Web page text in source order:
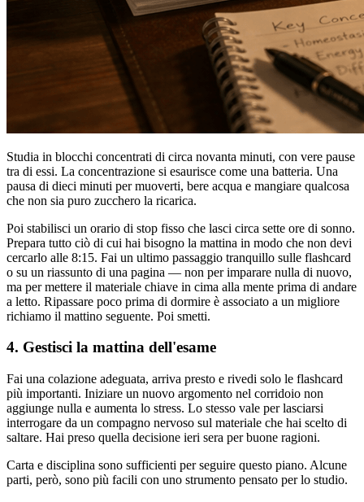
Studia in blocchi concentrati di circa novanta minuti, con vere pause
tra di essi. La concentrazione si esaurisce come una batteria. Una
pausa di dieci minuti per muoverti, bere acqua e mangiare qualcosa
che non sia puro zucchero la ricarica.
Poi stabilisci un orario di stop fisso che lasci circa sette ore di sonno.
Prepara tutto ciò di cui hai bisogno la mattina in modo che non devi
cercarlo alle 8:15. Fai un ultimo passaggio tranquillo sulle flashcard
o su un riassunto di una pagina — non per imparare nulla di nuovo,
ma per mettere il materiale chiave in cima alla mente prima di andare
a letto. Ripassare poco prima di dormire è associato a un migliore
richiamo il mattino seguente. Poi smetti.
4. Gestisci la mattina dell'esame
Fai una colazione adeguata, arriva presto e rivedi solo le flashcard
più importanti. Iniziare un nuovo argomento nel corridoio non
aggiunge nulla e aumenta lo stress. Lo stesso vale per lasciarsi
interrogare da un compagno nervoso sul materiale che hai scelto di
saltare. Hai preso quella decisione ieri sera per buone ragioni.
Carta e disciplina sono sufficienti per seguire questo piano. Alcune
parti, però, sono più facili con uno strumento pensato per lo studio.